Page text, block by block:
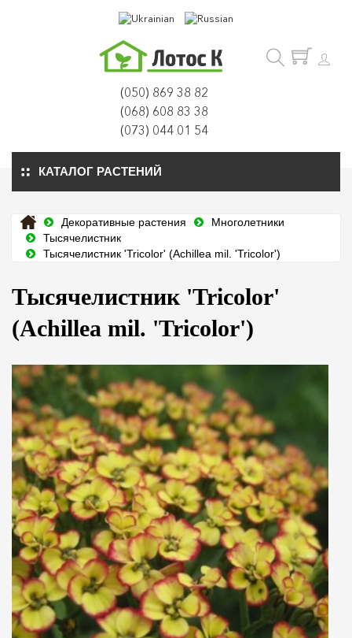
(050) 869 38 82
(068) 608 83 38
(073) 044 01 54
КАТАЛОГ РАСТЕНИЙ
Декоративные растения
Многолетники
Тысячелистник
Тысячелистник 'Tricolor' (Achillea mil. 'Tricolor')
Тысячелистник 'Tricolor'
(Achillea mil. 'Tricolor')